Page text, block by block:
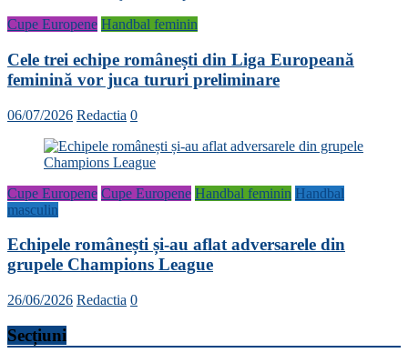
Cupe Europene Handbal feminin
Cele trei echipe românești din Liga Europeană
feminină vor juca tururi preliminare
06/07/2026 Redactia 0
Cupe Europene Cupe Europene Handbal feminin Handbal
masculin
Echipele românești și-au aflat adversarele din
grupele Champions League
26/06/2026 Redactia 0
Secțiuni